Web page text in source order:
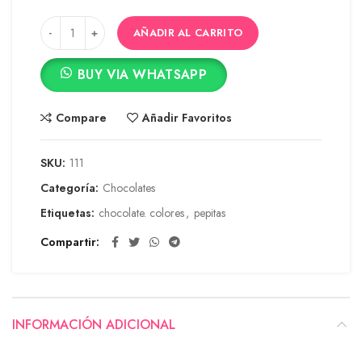
AÑADIR AL CARRITO
BUY VIA WHATSAPP
Compare Añadir Favoritos
SKU: 111
Categoría: Chocolates
Etiquetas: chocolate. colores, pepitas
Compartir
INFORMACIÓN ADICIONAL